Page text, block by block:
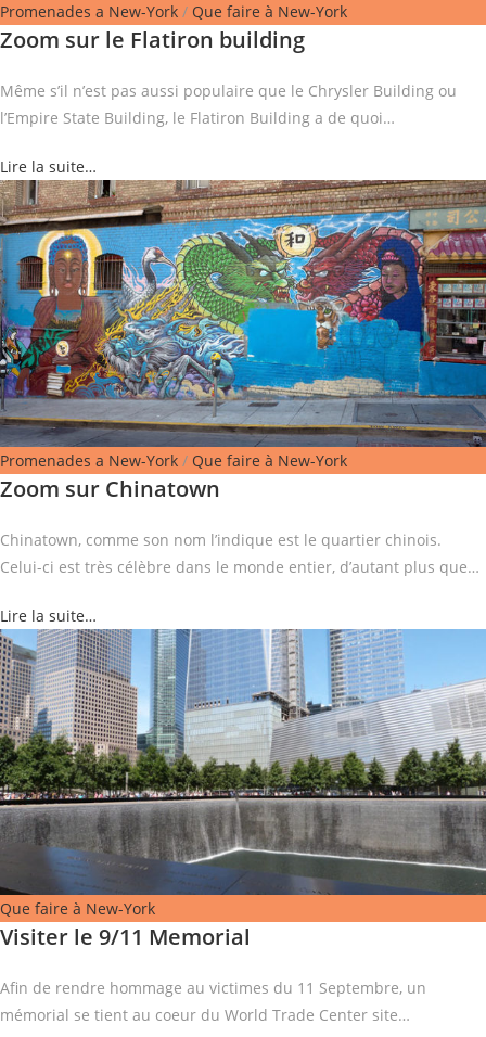
Promenades a New-York / Que faire à New-York
Zoom sur le Flatiron building
Même s’il n’est pas aussi populaire que le Chrysler Building ou
l’Empire State Building, le Flatiron Building a de quoi…
Lire la suite…
Promenades a New-York / Que faire à New-York
Zoom sur Chinatown
Chinatown, comme son nom l’indique est le quartier chinois.
Celui-ci est très célèbre dans le monde entier, d’autant plus que…
Lire la suite…
Que faire à New-York
Visiter le 9/11 Memorial
Afin de rendre hommage au victimes du 11 Septembre, un
mémorial se tient au coeur du World Trade Center site…